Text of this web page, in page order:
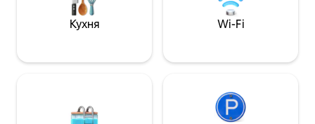
size з м’якою постільною білизною 🚗
Безкоштовне приватне паркування та
зручне самостійне прибуття
центр Cross
3,2 милі разом
Кухня Wi-Fi